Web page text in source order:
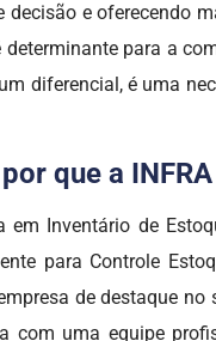
e oferecendo
para a
diferencial, é uma
que a
em Inventário de
para Controle
de destaque no
com uma equipe